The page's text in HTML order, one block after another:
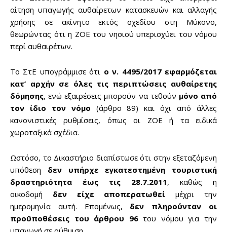
Don't miss
out!
to stay in the loop.
αίτηση υπαγωγής αυθαίρετων κατασκευών και αλλαγής
χρήσης σε ακίνητο εκτός σχεδίου στη Μύκονο,
θεωρώντας ότι η ΖΟΕ του νησιού υπερισχύει του νόμου
περί αυθαιρέτων.
Το ΣτΕ υπογράμμισε ότι ο ν. 4495/2017 εφαρμόζεται
κατ’ αρχήν σε όλες τις περιπτώσεις αυθαίρετης
δόμησης, ενώ εξαιρέσεις μπορούν να τεθούν μόνο από
τον ίδιο τον νόμο (άρθρο 89) και όχι από άλλες
κανονιστικές ρυθμίσεις, όπως οι ΖΟΕ ή τα ειδικά
χωροταξικά σχέδια.
Ωστόσο, το Δικαστήριο διαπίστωσε ότι στην εξεταζόμενη
υπόθεση δεν υπήρχε εγκατεστημένη τουριστική
δραστηριότητα έως τις 28.7.2011, καθώς η
οικοδομή δεν είχε αποπερατωθεί μέχρι την
ημερομηνία αυτή. Επομένως, δεν πληρούνταν οι
προϋποθέσεις του άρθρου 96του νόμου για την